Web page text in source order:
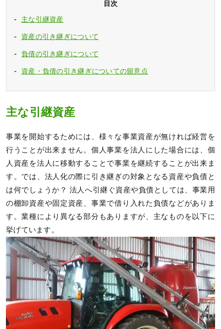
目次
主な引継資産
資産の引き継ぎについて
負債の引き継ぎについて
資産・負債の引き継ぎについての留意点
主な引継資産
事業を開始するためには、様々な事業資産が無ければ経営を
行うことが出来ません。個人事業を法人にした場合には、個
人資産を法人に移動することで事業を継続することが出来ま
す。では、法人化の際に引き継ぎの対象となる資産や負債と
は何でしょうか？ 法人へ引継ぐ資産や負債としては、事業用
の棚卸資産や固定資産、事業で借り入れた負債などがありま
す。業種により異なる部分もありますが、主なものを以下に
挙げています。